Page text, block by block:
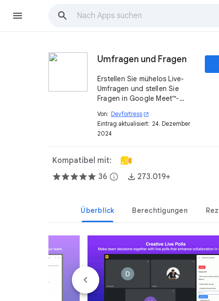
Umfragen und Fragen
Erstellen Sie mühelos Live-
Umfragen und stellen Sie
Fragen in Google Meet™-
Von: Devfortress open_in_new
Eintrag aktualisiert: 24. Dezember
2024
Kompatibel mit:
36 info 273.019+
Überblick Berechtigungen